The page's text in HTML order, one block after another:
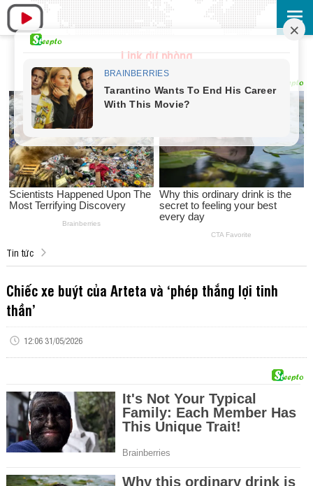
Link dự phòng
Tin tức
Chiếc xe buýt của Arteta và ‘phép thắng lợi tinh
thần’
12:06 31/05/2026